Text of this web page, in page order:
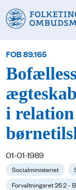
FOB 89.165
i
01-01-1989
Socialministeriet
Forvaltningsret 26.2 -